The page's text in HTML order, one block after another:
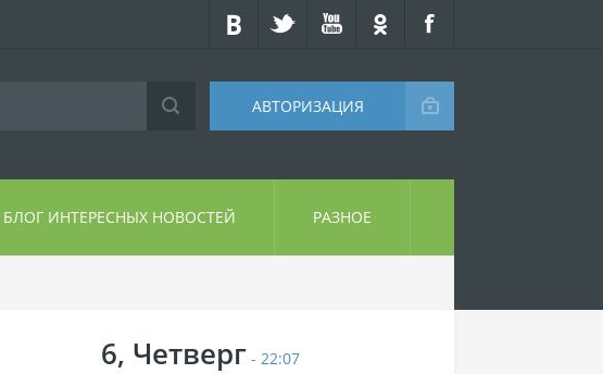
АВТОРИЗАЦИЯ
БЛОГ ИНТЕРЕСНЫХ НОВОСТЕЙ РАЗНОЕ
6, Четверг - 22:07